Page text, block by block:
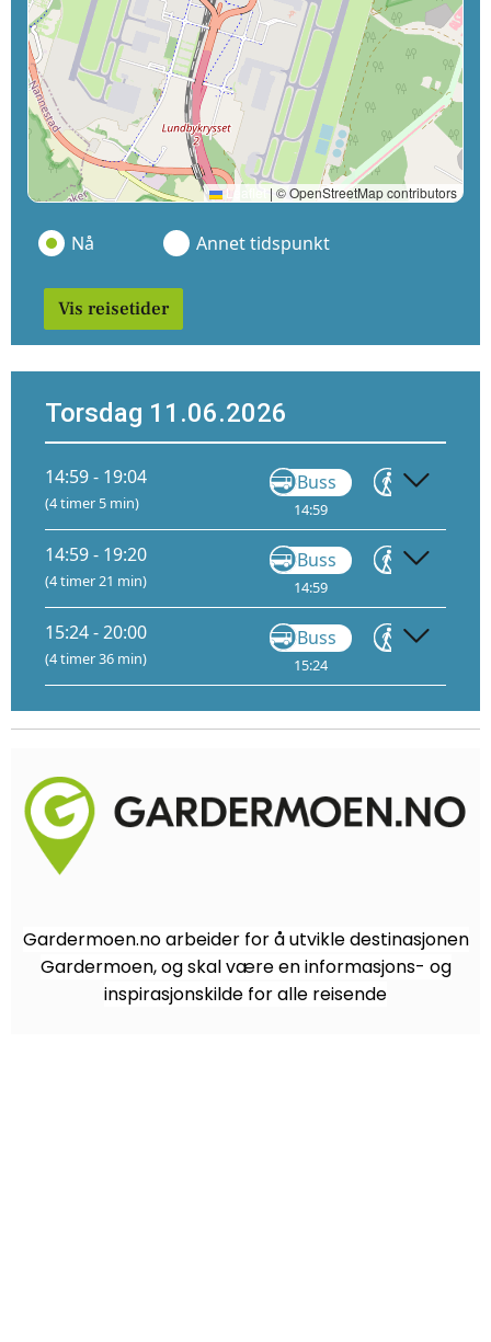
Leaflet | © OpenStreetMap contributors
Nå Annet tidspunkt
Vis reisetider
Torsdag 11.06.2026
14:59 - 19:04
(4 timer 5 min)
Buss
14:59
Gå
14:59 - 19:20
(4 timer 21 min)
Buss
14:59
Gå
15:24 - 20:00
(4 timer 36 min)
Buss
15:24
Gå
Gardermoen.no arbeider for å utvikle destinasjonen
Gardermoen, og skal være en informasjons- og
inspirasjonskilde for alle reisende